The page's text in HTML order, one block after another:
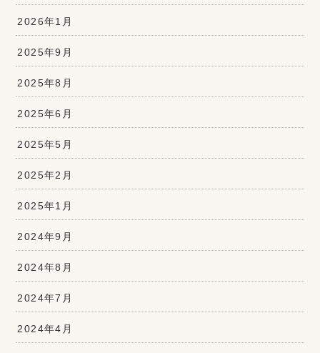
2026年1月
2025年9月
2025年8月
2025年6月
2025年5月
2025年2月
2025年1月
2024年9月
2024年8月
2024年7月
2024年4月